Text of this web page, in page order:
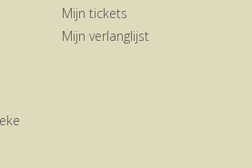
Mijn tickets
Mijn verlanglijst